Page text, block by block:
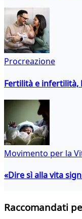
Procreazione
Fertilità e infertilità,
Movimento per la
«Dire sì alla vita
Raccomandati